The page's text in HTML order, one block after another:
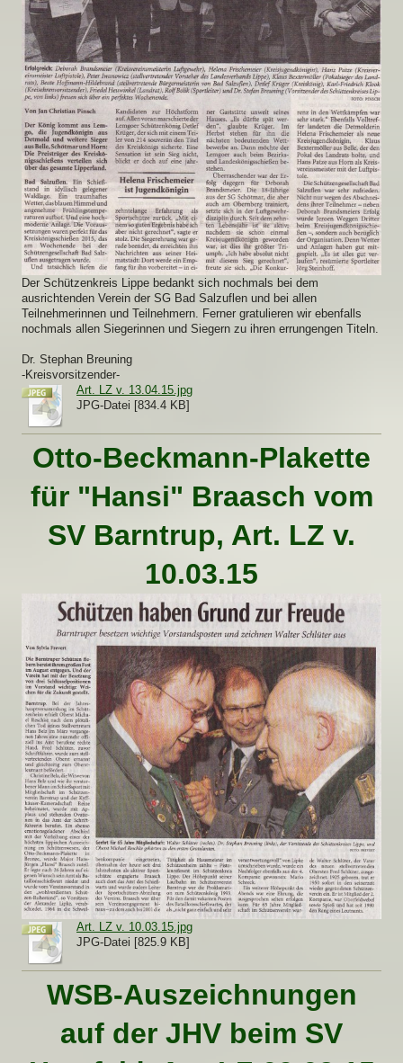
Der Schützenkreis Lippe bedankt sich nochmals bei dem
ausrichtenden Verein der SG Bad Salzuflen und bei allen
Teilnehmerinnen und Teilnehmern. Ferner gratulieren wir ebenfalls
nochmals allen Siegerinnen und Siegern zu ihren errungengen Titeln.
Dr. Stephan Breuning
-Kreisvorsitzender-
Art. LZ v. 13.04.15.jpg
JPG-Datei [834.4 KB]
Otto-Beckmann-Plakette
für "Hansi" Braasch vom
SV Barntrup, Art. LZ v.
10.03.15
Art. LZ v. 10.03.15.jpg
JPG-Datei [825.9 KB]
WSB-Auszeichnungen
auf der JHV beim SV